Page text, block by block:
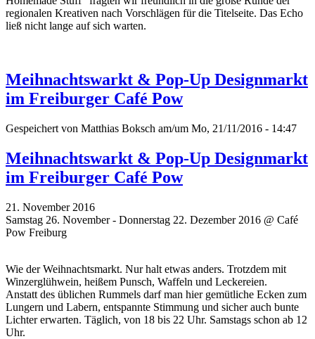
regionalen Kreativen nach Vorschlägen für die Titelseite. Das Echo
ließ nicht lange auf sich warten.
Meihnachtswarkt & Pop-Up Designmarkt
im Freiburger Café Pow
Gespeichert von Matthias Boksch am/um Mo, 21/11/2016 - 14:47
Meihnachtswarkt & Pop-Up Designmarkt
im Freiburger Café Pow
21. November 2016
Samstag 26. November - Donnerstag 22. Dezember 2016 @ Café
Pow Freiburg
Wie der Weihnachtsmarkt. Nur halt etwas anders. Trotzdem mit
Winzerglühwein, heißem Punsch, Waffeln und Leckereien.
Anstatt des üblichen Rummels darf man hier gemütliche Ecken zum
Lungern und Labern, entspannte Stimmung und sicher auch bunte
Lichter erwarten. Täglich, von 18 bis 22 Uhr. Samstags schon ab 12
Uhr.